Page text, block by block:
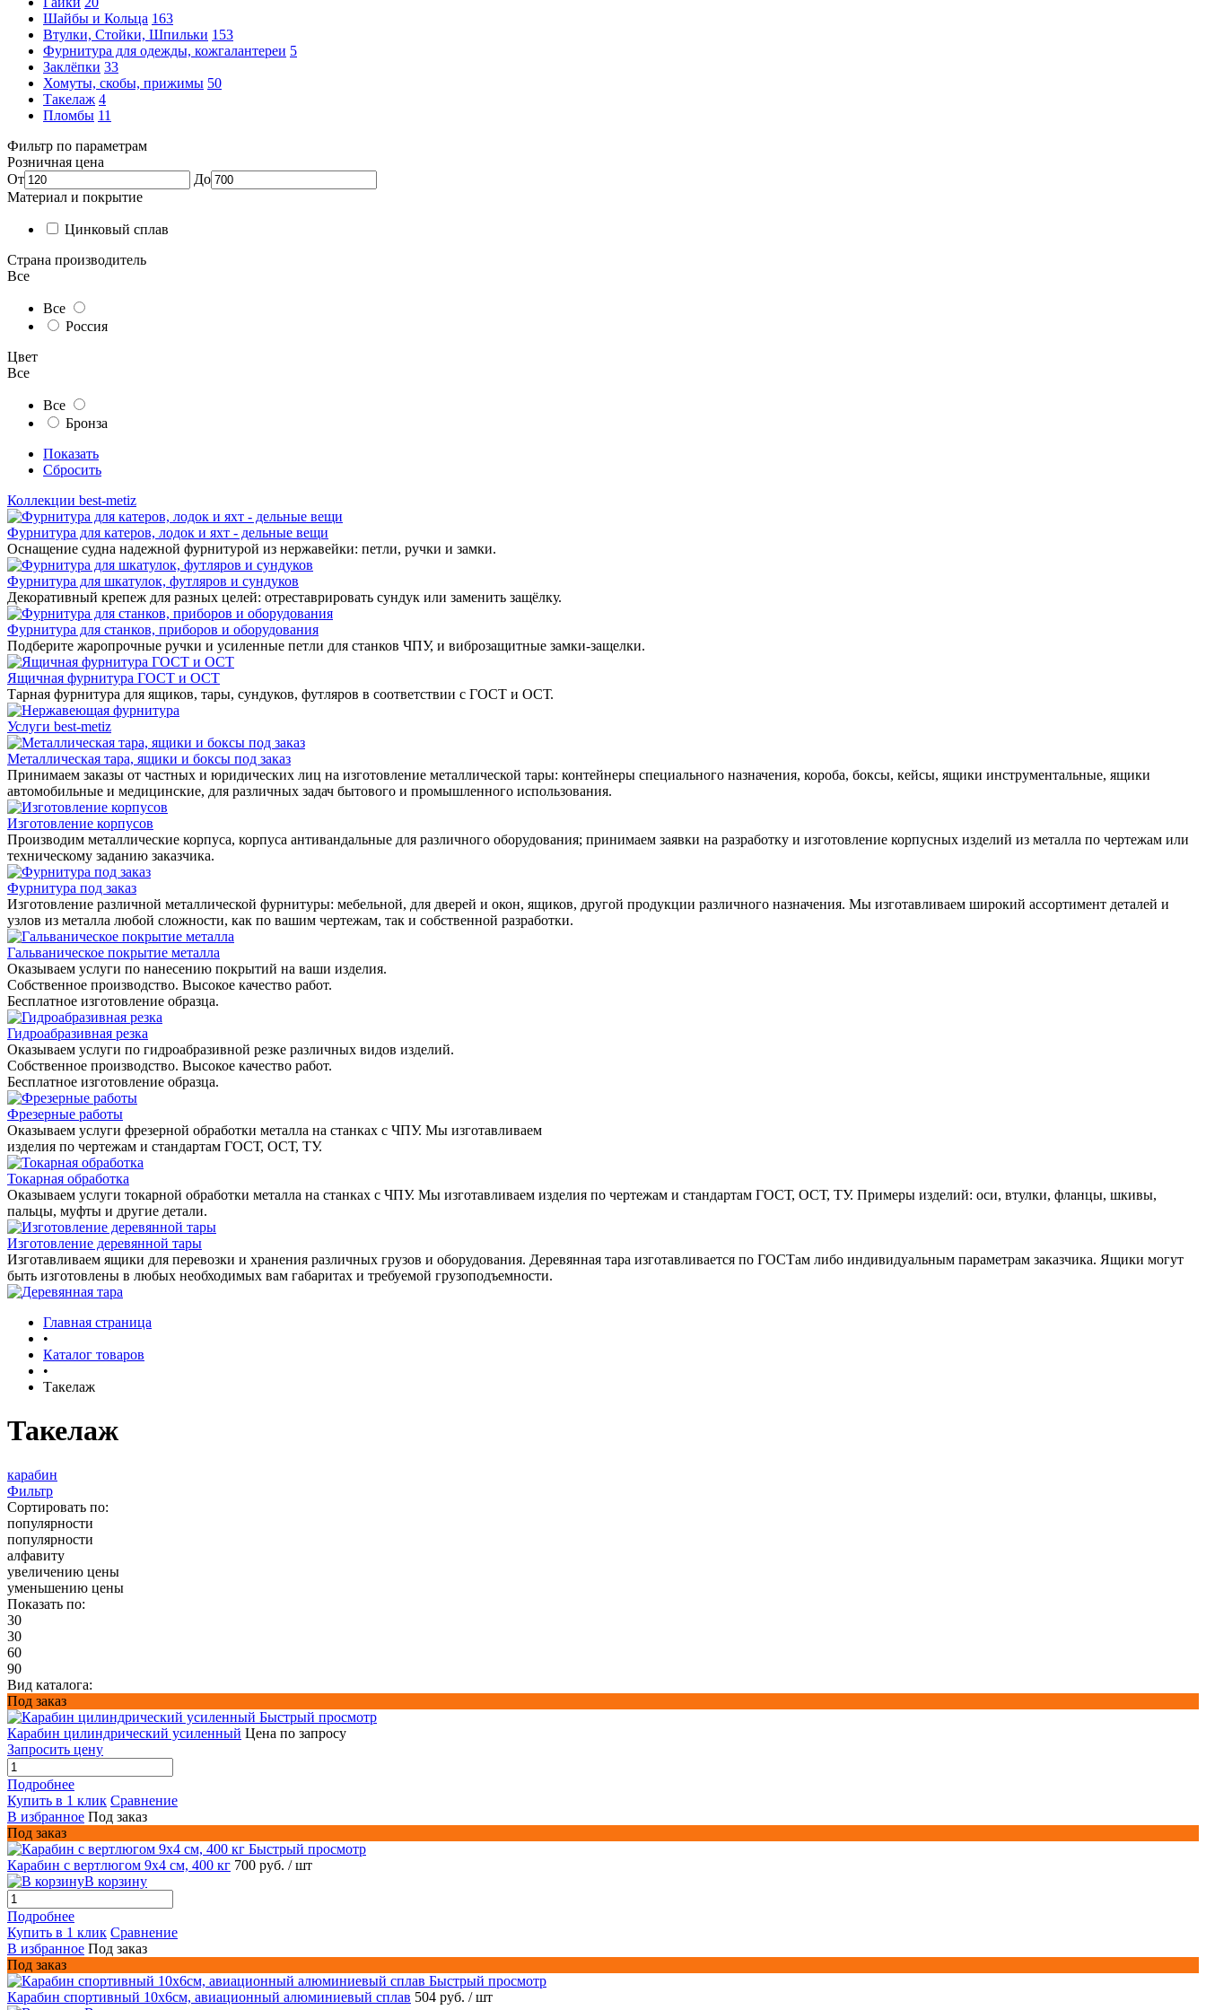
Шайбы и Кольца 163
Втулки, Стойки, Шпильки 153
Фурнитура для одежды, кожгалантереи 5
Заклёпки 33
Хомуты, скобы, прижимы 50
Такелаж 4
Пломбы 11
Фильтр по параметрам
Розничная цена
От
До
Материал и покрытие
Цинковый сплав
Страна производитель
Все
Все
Россия
Цвет
Все
Все
Бронза
Показать
Сбросить
Коллекции best-metiz
Фурнитура для катеров, лодок и яхт - дельные вещи
Оснащение судна надежной фурнитурой из нержавейки: петли, ручки и замки.
Фурнитура для шкатулок, футляров и сундуков
Декоративный крепеж для разных целей: отреставрировать сундук или заменить защёлку.
Фурнитура для станков, приборов и оборудования
Подберите жаропрочные ручки и усиленные петли для станков ЧПУ, и виброзащитные замки-защелки.
Ящичная фурнитура ГОСТ и ОСТ
Тарная фурнитура для ящиков, тары, сундуков, футляров в соответствии с ГОСТ и ОСТ.
Услуги best-metiz
Металлическая тара, ящики и боксы под заказ
Принимаем заказы от частных и юридических лиц на изготовление металлической тары: контейнеры специального назначения, короба, боксы, кейсы, ящики инструментальные, ящики
автомобильные и медицинские, для различных задач бытового и промышленного использования.
Изготовление корпусов
Производим металлические корпуса, корпуса антивандальные для различного оборудования; принимаем заявки на разработку и изготовление корпусных изделий из металла по чертежам или
техническому заданию заказчика.
Фурнитура под заказ
Изготовление различной металлической фурнитуры: мебельной, для дверей и окон, ящиков, другой продукции различного назначения. Мы изготавливаем широкий ассортимент деталей и
узлов из металла любой сложности, как по вашим чертежам, так и собственной разработки.
Гальваническое покрытие металла
Оказываем услуги по нанесению покрытий на ваши изделия.
Собственное производство. Высокое качество работ.
Бесплатное изготовление образца.
Гидроабразивная резка
Оказываем услуги по гидроабразивной резке различных видов изделий.
Собственное производство. Высокое качество работ.
Бесплатное изготовление образца.
Фрезерные работы
Оказываем услуги фрезерной обработки металла на станках с ЧПУ. Мы изготавливаем
изделия по чертежам и стандартам ГОСТ, ОСТ, ТУ.
Токарная обработка
Оказываем услуги токарной обработки металла на станках с ЧПУ. Мы изготавливаем изделия по чертежам и стандартам ГОСТ, ОСТ, ТУ. Примеры изделий: оси, втулки, фланцы, шкивы,
пальцы, муфты и другие детали.
Изготовление деревянной тары
Изготавливаем ящики для перевозки и хранения различных грузов и оборудования. Деревянная тара изготавливается по ГОСТам либо индивидуальным параметрам заказчика. Ящики могут
быть изготовлены в любых необходимых вам габаритах и требуемой грузоподъемности.
Главная страница
•
Каталог товаров
•
Такелаж
Такелаж
карабин
Фильтр
Сортировать по:
популярности
популярности
алфавиту
увеличению цены
уменьшению цены
Показать по:
30
30
60
90
Вид каталога:
Под заказ
Быстрый просмотр
Карабин цилиндрический усиленный Цена по запросу
Запросить цену
Подробнее
Купить в 1 клик Сравнение
В избранное Под заказ
Под заказ
Быстрый просмотр
Карабин с вертлюгом 9x4 см, 400 кг 700 руб. / шт
В корзину
Подробнее
Купить в 1 клик Сравнение
В избранное Под заказ
Под заказ
Быстрый просмотр
Карабин спортивный 10х6см, авиационный алюминиевый сплав 504 руб. / шт